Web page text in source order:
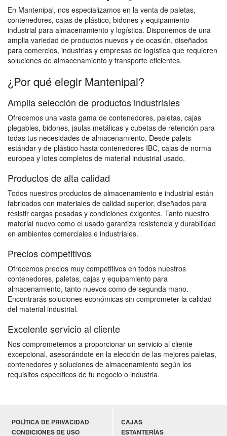
En Mantenipal, nos especializamos en la venta de paletas,
contenedores, cajas de plástico, bidones y equipamiento
industrial para almacenamiento y logística. Disponemos de una
amplia variedad de productos nuevos y de ocasión, diseñados
para comercios, industrias y empresas de logística que requieren
soluciones de almacenamiento y transporte eficientes.
¿Por qué elegir Mantenipal?
Amplia selección de productos industriales
Ofrecemos una vasta gama de contenedores, paletas, cajas
plegables, bidones, jaulas metálicas y cubetas de retención para
todas tus necesidades de almacenamiento. Desde palets
estándar y de plástico hasta contenedores IBC, cajas de norma
europea y lotes completos de material industrial usado.
Productos de alta calidad
Todos nuestros productos de almacenamiento e industrial están
fabricados con materiales de calidad superior, diseñados para
resistir cargas pesadas y condiciones exigentes. Tanto nuestro
material nuevo como el usado garantiza resistencia y durabilidad
en ambientes comerciales e industriales.
Precios competitivos
Ofrecemos precios muy competitivos en todos nuestros
contenedores, paletas, cajas y equipamiento para
almacenamiento, tanto nuevos como de segunda mano.
Encontrarás soluciones económicas sin comprometer la calidad
del material industrial.
Excelente servicio al cliente
Nos comprometemos a proporcionar un servicio al cliente
excepcional, asesorándote en la elección de las mejores paletas,
contenedores y soluciones de almacenamiento según los
requisitos específicos de tu negocio o industria.
POLÍTICA DE PRIVACIDAD
CONDICIONES DE USO
CAJAS
ESTANTERÍAS